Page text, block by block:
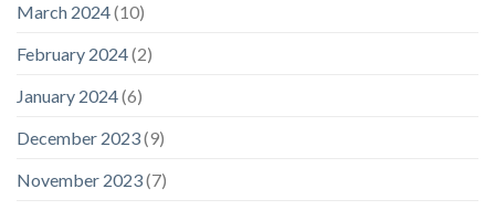
March 2024(10)
February 2024(2)
January 2024(6)
December 2023(9)
November 2023(7)